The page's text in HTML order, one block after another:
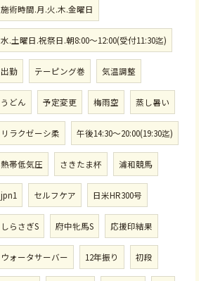
施術時間.月.火.木.金曜日
水.土曜日.祝祭日.朝8:00〜12:00(受付11:30迄)
出勤 テーピング巻 気温調整
うどん 予定変更 梅雨空 蒸し暑い
リラクゼーシ柔 午後14:30〜20:00(19:30迄)
熱帯低気圧 さきたま杯 浦和競馬
jpn1 セルフケア 日米HR300号
しらさぎS 府中牝馬S 応援印結果
ウォータサーバー 12年振り 初段